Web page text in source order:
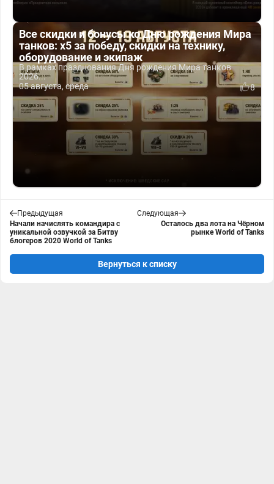
Все скидки и бонусы ко Дню рождения Мира
танков: x5 за победу, скидки на технику,
оборудование и экипаж
В рамках празднования Дня рождения Мира танков
2026...
05 августа, среда
8
Предыдущая
Начали начислять командира с
уникальной озвучкой за Битву
блогеров 2020 World of Tanks
Следующая
Осталось два лота на Чёрном
рынке World of Tanks
Вернуться к списку